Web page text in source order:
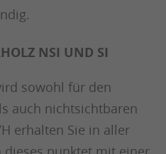
NSI UND SI
sowohl für den
auch nichtsichtbaren
erhalten Sie in aller